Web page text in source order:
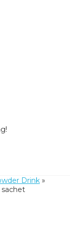
Drink »
sachet